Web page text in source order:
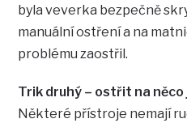
byla veverka bezpečně
manuální ostření a na
problému zaostřil.
Trik druhý – ostřit na něco
Některé přístroje nemají